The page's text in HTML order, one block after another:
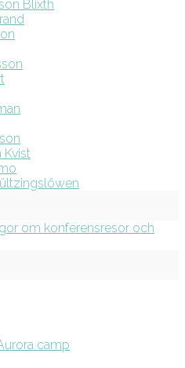
Blixth
Kvist
om konferensresor och
camp